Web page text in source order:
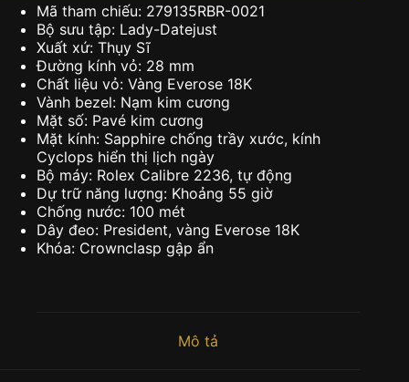
Mã tham chiếu: 279135RBR-0021
Bộ sưu tập: Lady-Datejust
Xuất xứ: Thụy Sĩ
Đường kính vỏ: 28 mm
Chất liệu vỏ: Vàng Everose 18K
Vành bezel: Nạm kim cương
Mặt số: Pavé kim cương
Mặt kính: Sapphire chống trầy xước, kính
Cyclops hiển thị lịch ngày
Bộ máy: Rolex Calibre 2236, tự động
Dự trữ năng lượng: Khoảng 55 giờ
Chống nước: 100 mét
Dây đeo: President, vàng Everose 18K
Khóa: Crownclasp gập ẩn
Mô tả